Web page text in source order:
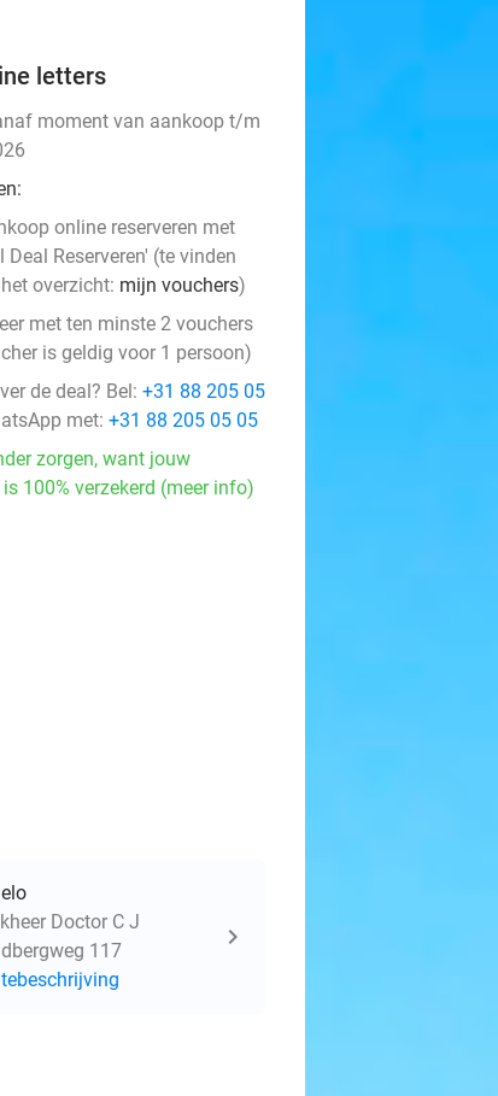
letters
moment van aankoop t/m
online reserveren met
Deal Reserveren' (te vinden
overzicht: mijn vouchers)
met ten minste 2 vouchers
is geldig voor 1 persoon)
de deal? Bel: +31 88 205 05
met: +31 88 205 05 05
zorgen, want jouw
100% verzekerd (meer info)
Doctor C J
117